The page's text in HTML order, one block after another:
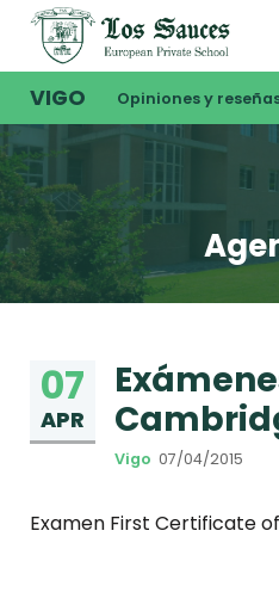
VIGO Opiniones y
07
APR
Vigo 07/04/2015
Examen First Certificate